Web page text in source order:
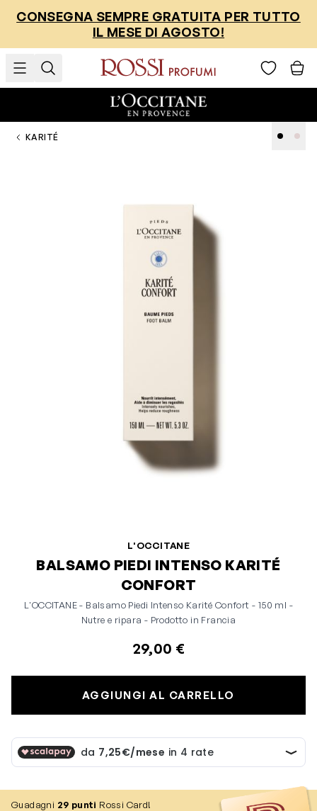
CONSEGNA SEMPRE GRATUITA PER TUTTO
IL MESE DI AGOSTO!
KARITÉ
L'OCCITANE
BALSAMO PIEDI INTENSO KARITÉ
CONFORT
L'OCCITANE - Balsamo Piedi Intenso Karité Confort - 150 ml -
Nutre e ripara - Prodotto in Francia
29,00 €
AGGIUNGI AL CARRELLO
Guadagni 29 punti Rossi Card!